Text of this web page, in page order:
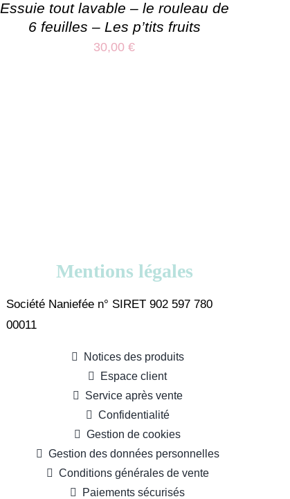
Essuie tout lavable – le rouleau de
6 feuilles – Les p’tits fruits
30,00€
Mentions légales
Société Naniefée n° SIRET 902 597 780
00011
Notices des produits
Espace client
Service après vente
Confidentialité
Gestion de cookies
Gestion des données personnelles
Conditions générales de vente
Paiements sécurisés